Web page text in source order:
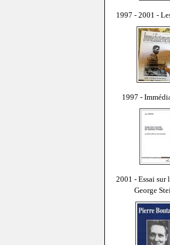
1997 - 2001 -
1997 -
2001 - Essai sur
George